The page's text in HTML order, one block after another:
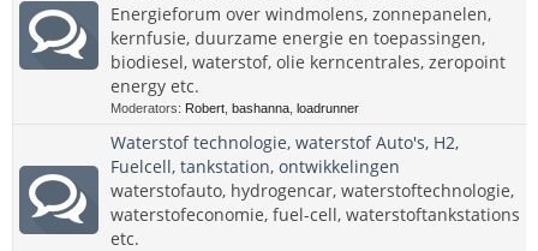
Energieforum over windmolens, zonnepanelen,
kernfusie, duurzame energie en toepassingen,
biodiesel, waterstof, olie kerncentrales, zeropoint
energy etc.
Moderators: Robert bashanna loadrunner
Waterstof technologie, waterstof Auto's, H2,
Fuelcell, tankstation, ontwikkelingen
waterstofauto, hydrogencar, waterstoftechnologie,
waterstofeconomie, fuel-cell, waterstoftankstations
etc.